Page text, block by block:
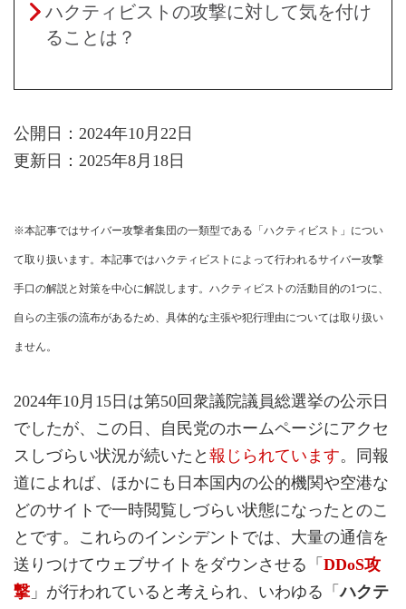
ハクティビストの攻撃に対して気を付け
ることは？
公開日：2024年10月22日
更新日：2025年8月18日
※本記事ではサイバー攻撃者集団の一類型である「ハクティビスト」につい
て取り扱います。本記事ではハクティビストによって行われるサイバー攻撃
手口の解説と対策を中心に解説します。ハクティビストの活動目的の1つに、
自らの主張の流布があるため、具体的な主張や犯行理由については取り扱い
ません。
2024年10月15日は第50回衆議院議員総選挙の公示日
でしたが、この日、自民党のホームページにアクセ
スしづらい状況が続いたと 報じられています。同報
道によれば、ほかにも日本国内の公的機関や空港な
どのサイトで一時閲覧しづらい状態になったとのこ
とです。これらのインシデントでは、大量の通信を
送りつけてウェブサイトをダウンさせる「 DDoS攻
撃 」が行われていると考えられ、いわゆる「ハクテ